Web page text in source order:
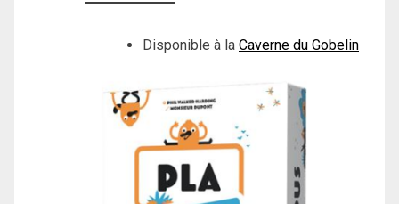
Disponible à la Caverne du Gobelin